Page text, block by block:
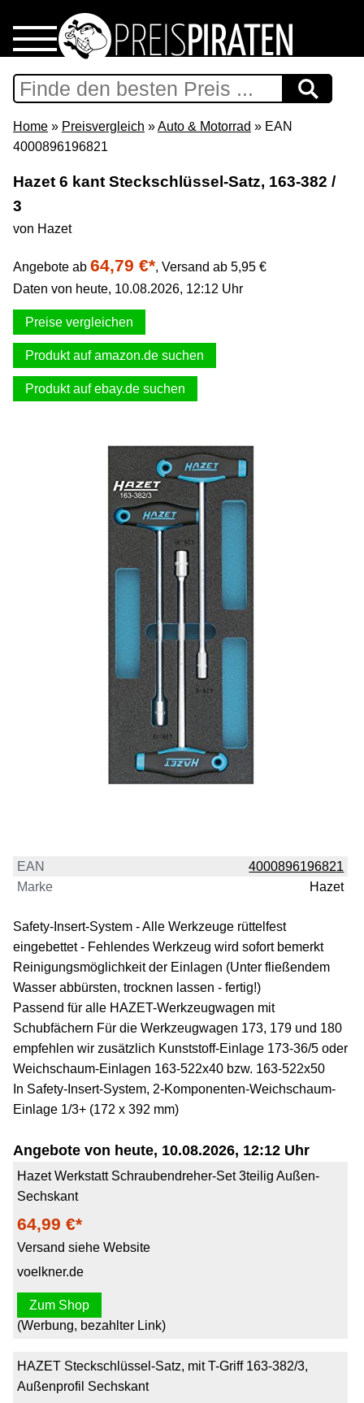
Home
Download
Presse
Datenschutz
Impressum
Home » Preisvergleich »Auto & Motorrad » EAN
4000896196821
Hazet 6 kant Steckschlüssel-Satz, 163-382 /
3
von Hazet
Angebote ab 64,79 €*, Versand ab 5,95 €
Daten von heute, 10.08.2026, 12:12 Uhr
Preise vergleichen
Produkt auf amazon.de suchen
Produkt auf ebay.de suchen
EAN
4000896196821
Marke
Hazet
Safety-Insert-System - Alle Werkzeuge rüttelfest
eingebettet - Fehlendes Werkzeug wird sofort bemerkt
Reinigungsmöglichkeit der Einlagen (Unter fließendem
Wasser abbürsten, trocknen lassen - fertig!)
Passend für alle HAZET-Werkzeugwagen mit
Schubfächern Für die Werkzeugwagen 173, 179 und 180
empfehlen wir zusätzlich Kunststoff-Einlage 173-36/5 oder
Weichschaum-Einlagen 163-522x40 bzw. 163-522x50
In Safety-Insert-System, 2-Komponenten-Weichschaum-
Einlage 1/3+ (172 x 392 mm)
Angebote von heute, 10.08.2026, 12:12 Uhr
Hazet Werkstatt Schraubendreher-Set 3teilig Außen-
Sechskant
64,99 €*
Versand siehe Website
voelkner.de
Zum Shop
(Werbung, bezahlter Link)
HAZET Steckschlüssel-Satz, mit T-Griff 163-382/3,
Außenprofil Sechskant